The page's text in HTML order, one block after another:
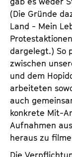
(Die Gründe
Land - Mein
dargelegt.) So
zwischen
und dem
arbeiteten
auch
konkrete Mit-
Aufnahmen
heraus zu
Die